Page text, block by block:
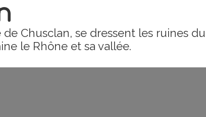
Chusclan, se dressent les ruines
le Rhône et sa vallée.